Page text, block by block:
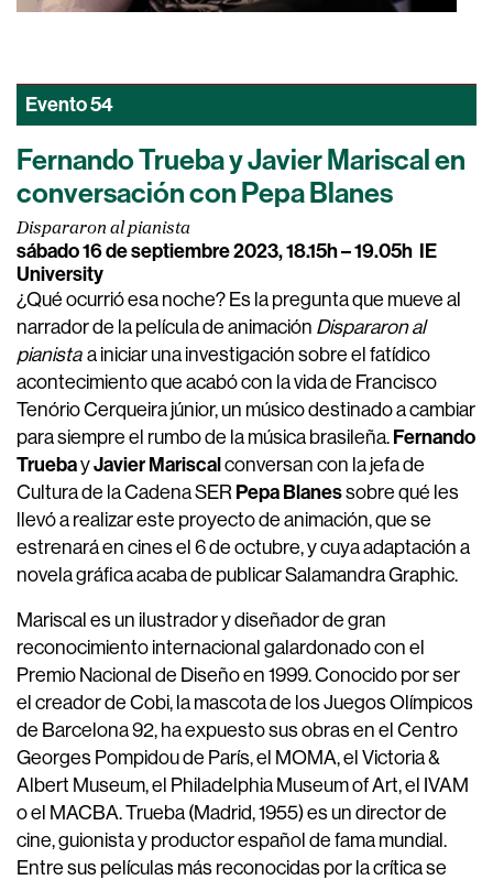
Evento54
Fernando Trueba y Javier Mariscal en
conversación con Pepa Blanes
Dispararon al pianista
sábado 16 de septiembre 2023, 18.15h – 19.05h IE
University
¿Qué ocurrió esa noche? Es la pregunta que mueve al
narrador de la película de animación Dispararon al
pianista a iniciar una investigación sobre el fatídico
acontecimiento que acabó con la vida de Francisco
Tenório Cerqueira júnior, un músico destinado a cambiar
para siempre el rumbo de la música brasileña. Fernando
TruebayJavier Mariscalconversan con la jefa de
Cultura de la Cadena SER Pepa Blanessobre qué les
llevó a realizar este proyecto de animación,que se
estrenará en cines el 6 de octubre, y cuya adaptación a
novela gráfica acaba de publicar Salamandra Graphic.
Mariscal es un ilustrador y diseñador de gran
reconocimiento internacional galardonado con el
Premio Nacional de Diseño en 1999. Conocido por ser
el creador de Cobi, la mascota de los Juegos Olímpicos
de Barcelona 92, ha expuesto sus obras en el Centro
Georges Pompidou de París, el MOMA, el Victoria &
Albert Museum, el Philadelphia Museum of Art, el IVAM
o el MACBA. Trueba (Madrid, 1955) es un director de
cine, guionista y productor español de fama mundial.
Entre sus películas más reconocidas por la crítica se